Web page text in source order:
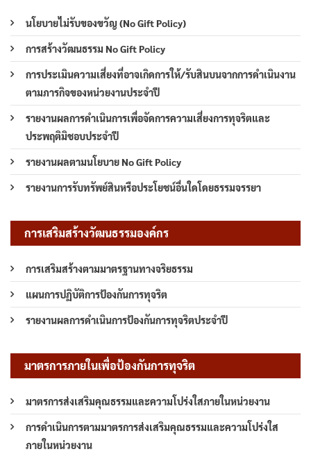
นโยบายไม่รับของขวัญ (No Gift Policy)
การสร้างวัฒนธรรม No Gift Policy
การประเมินความเสี่ยงที่อาจเกิดการให้/รับสินบนจากการดำเนินงาน
ตามภารกิจของหน่วยงานประจำปี
รายงานผลการดำเนินการเพื่อจัดการความเสี่ยงการทุจริตและ
ประพฤติมิชอบประจำปี
รายงานผลตามนโยบาย No Gift Policy
รายงานการรับทรัพย์สินหรือประโยชน์อื่นใดโดยธรรมจรรยา
การเสริมสร้างวัฒนธรรมองค์กร
การเสริมสร้างตามมาตรฐานทางจริยธรรม
แผนการปฏิบัติการป้องกันการทุจริต
รายงานผลการดำเนินการป้องกันการทุจริตประจำปี
มาตรการภายในเพื่อป้องกันการทุจริต
มาตรการส่งเสริมคุณธรรมและความโปร่งใสภายในหน่วยงาน
การดำเนินการตามมาตรการส่งเสริมคุณธรรมและความโปร่งใส
ภายในหน่วยงาน